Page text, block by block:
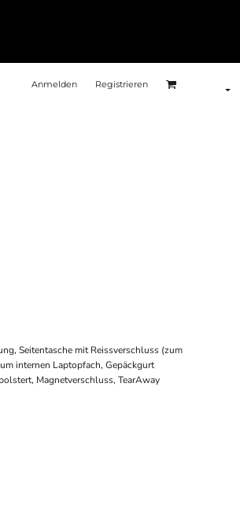
Anmelden Registrieren
Seitentasche mit Reissverschluss (zum
internen Laptopfach, Gepäckgurt
Magnetverschluss, TearAway